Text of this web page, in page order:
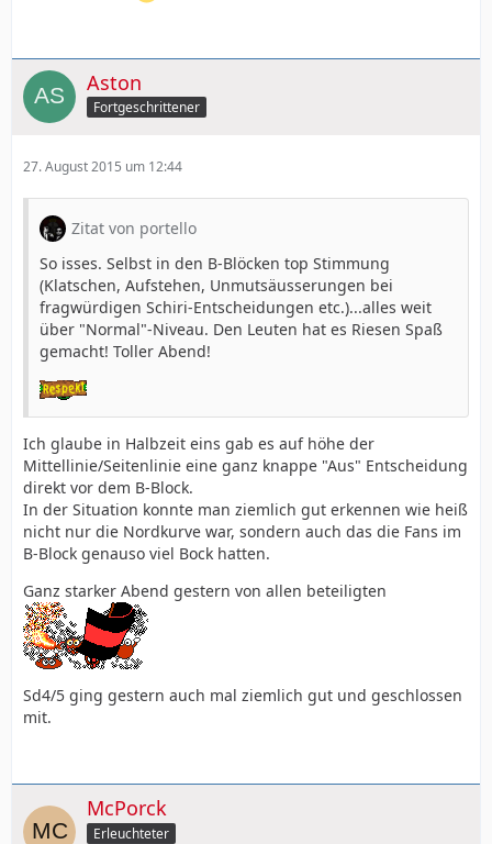
Aston
Fortgeschrittener
27. August 2015 um 12:44
Zitat von portello
So isses. Selbst in den B-Blöcken top Stimmung
(Klatschen, Aufstehen, Unmutsäusserungen bei
fragwürdigen Schiri-Entscheidungen etc.)...alles weit
über "Normal"-Niveau. Den Leuten hat es Riesen Spaß
gemacht! Toller Abend!
Ich glaube in Halbzeit eins gab es auf höhe der
Mittellinie/Seitenlinie eine ganz knappe "Aus" Entscheidung
direkt vor dem B-Block.
In der Situation konnte man ziemlich gut erkennen wie heiß
nicht nur die Nordkurve war, sondern auch das die Fans im
B-Block genauso viel Bock hatten.
Ganz starker Abend gestern von allen beteiligten
Sd4/5 ging gestern auch mal ziemlich gut und geschlossen
mit.
McPorck
Erleuchteter